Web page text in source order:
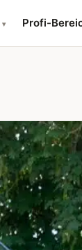
▾ Profi-